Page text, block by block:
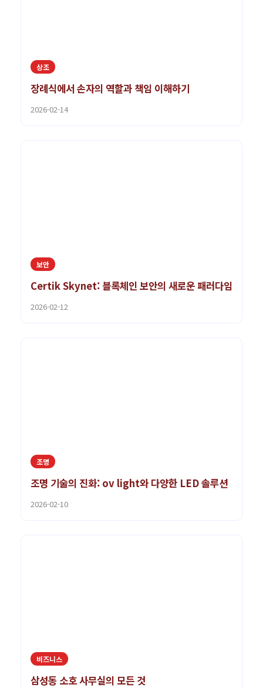
상조
장례식에서 손자의 역할과 책임 이해하기
2026-02-14
보안
Certik Skynet: 블록체인 보안의 새로운 패러다임
2026-02-12
조명
조명 기술의 진화: ov light와 다양한 LED 솔루션
2026-02-10
비즈니스
삼성동 소호 사무실의 모든 것